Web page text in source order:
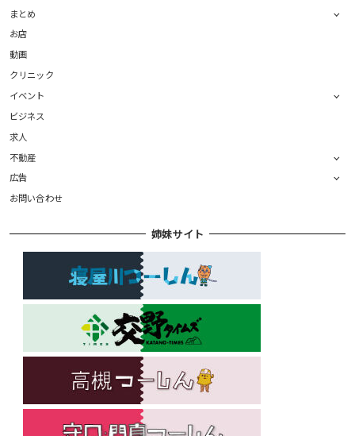
まとめ
お店
動画
クリニック
イベント
ビジネス
求人
不動産
広告
お問い合わせ
姉妹サイト